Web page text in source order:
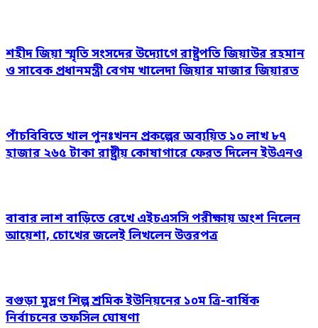
শহীদ জিয়া স্মৃতি সংসদের উদ্যোগে রাষ্ট্রপতি জিয়াউর রহমান
ও সাবেক প্রধানমন্ত্রী বেগম খালেদা জিয়ার মাজার জিয়ারত
পাঁচবিবিতে খাল পুনঃখনন প্রকল্পের অব্যয়িত ১০ লাখ ৮৭
হাজার ২৬৫ টাকা রাষ্ট্রীয় কোষাগারে ফেরত দিলেন ইউএনও
বাবার লাশ বাড়িতে রেখে এইচএসসি পরীক্ষায় অংশ নিলেন
আয়েশা, চোখের জলেই লিখলেন উত্তরপত্র
বগুড়া মুদ্রণ শিল্প শ্রমিক ইউনিয়নের ১০ম ত্রি-বার্ষিক
নির্বাচনের তফসিল ঘোষণা